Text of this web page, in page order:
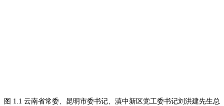
图 1.1 云南省常委、昆明市委书记、滇中新区党工委书记刘洪建先生总